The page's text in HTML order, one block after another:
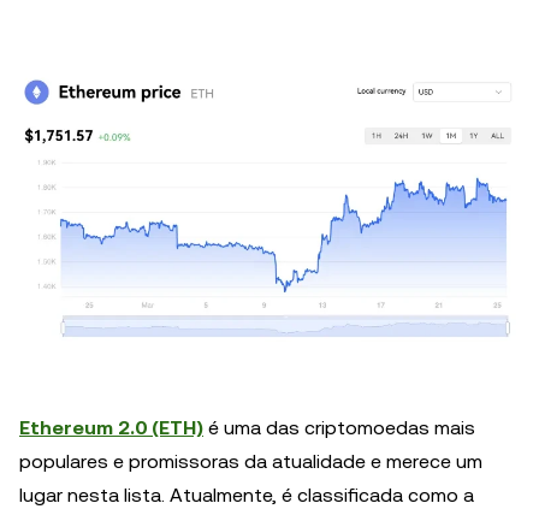
Ethereum 2.0 (ETH) é uma das criptomoedas mais
populares e promissoras da atualidade e merece um
lugar nesta lista. Atualmente, é classificada como a